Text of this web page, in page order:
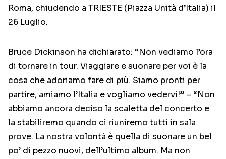
Roma, chiudendo a TRIESTE (Piazza Unità d’Italia) il
26 Luglio.
Bruce Dickinson ha dichiarato: “Non vediamo l’ora
di tornare in tour. Viaggiare e suonare per voi è la
cosa che adoriamo fare di più. Siamo pronti per
partire, amiamo l’Italia e vogliamo vedervi!” – “Non
abbiamo ancora deciso la scaletta del concerto e
la stabiliremo quando ci riuniremo tutti in sala
prove. La nostra volontà è quella di suonare un bel
po’ di pezzo nuovi, dell’ultimo album. Ma non